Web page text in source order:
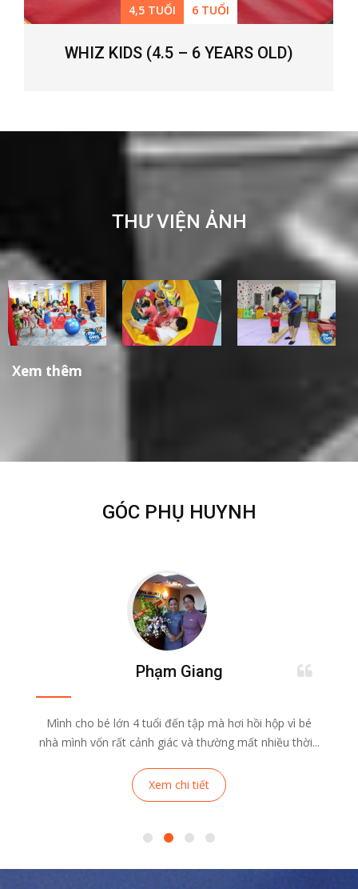
4,5 TUỔI 6 TUỔI
WHIZ KIDS (4.5 – 6 YEARS OLD)
THƯ VIỆN ẢNH
Xem thêm
GÓC PHỤ HUYNH
Phạm Giang
Mình cho bé lớn 4 tuổi đến tập mà hơi hồi hộp vì bé
nhà mình vốn rất cảnh giác và thường mất nhiều thời...
Xem chi tiết